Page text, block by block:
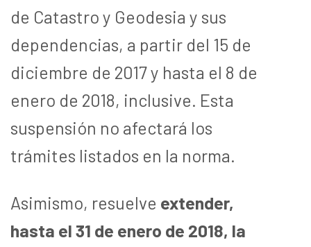
de Catastro y Geodesia y sus
dependencias, a partir del 15 de
diciembre de 2017 y hasta el 8 de
enero de 2018, inclusive. Esta
suspensión no afectará los
trámites listados en la norma.
Asimismo, resuelve extender,
hasta el 31 de enero de 2018, la